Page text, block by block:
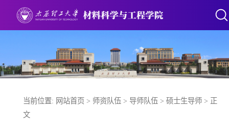
当前位置: 网站首页 > 师资队伍 > 导师队伍 > 硕士生导师 > 正
文